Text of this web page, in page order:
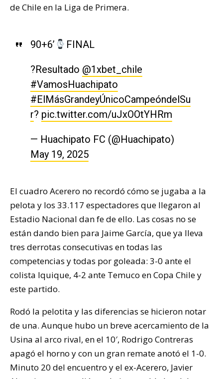
de Chile en la Liga de Primera.
90+6’ FINAL
?Resultado @1xbet_chile
#VamosHuachipato
#ElMásGrandeyÚnicoCampeóndelSu
r? pic.twitter.com/uJxOOtYHRm
— Huachipato FC (@Huachipato)
May 19, 2025
El cuadro Acerero no recordó cómo se jugaba a la
pelota y los 33.117 espectadores que llegaron al
Estadio Nacional dan fe de ello. Las cosas no se
están dando bien para Jaime García, que ya lleva
tres derrotas consecutivas en todas las
competencias y todas por goleada: 3-0 ante el
colista Iquique, 4-2 ante Temuco en Copa Chile y
este partido.
Rodó la pelotita y las diferencias se hicieron notar
de una. Aunque hubo un breve acercamiento de la
Usina al arco rival, en el 10′, Rodrigo Contreras
apagó el horno y con un gran remate anotó el 1-0.
Minuto 20 del encuentro y el ex-Acerero, Javier